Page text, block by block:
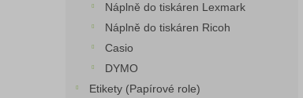
Náplně do tiskáren Lexmark
Náplně do tiskáren Ricoh
Casio
DYMO
Etikety (Papírové role)